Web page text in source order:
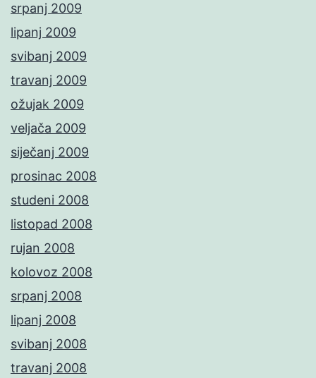
srpanj 2009
lipanj 2009
svibanj 2009
travanj 2009
ožujak 2009
veljača 2009
siječanj 2009
prosinac 2008
studeni 2008
listopad 2008
rujan 2008
kolovoz 2008
srpanj 2008
lipanj 2008
svibanj 2008
travanj 2008